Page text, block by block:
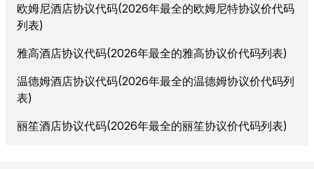
欧姆尼酒店协议代码(2026年最全的欧姆尼特协议价代码
列表)
雅高酒店协议代码(2026年最全的雅高协议价代码列表)
温德姆酒店协议代码(2026年最全的温德姆协议价代码列
表)
丽笙酒店协议代码(2026年最全的丽笙协议价代码列表)